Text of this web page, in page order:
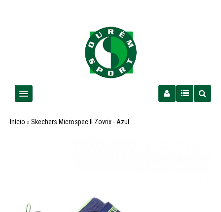
Homem
Início » Skechers Microspec II Zovrix - Azul